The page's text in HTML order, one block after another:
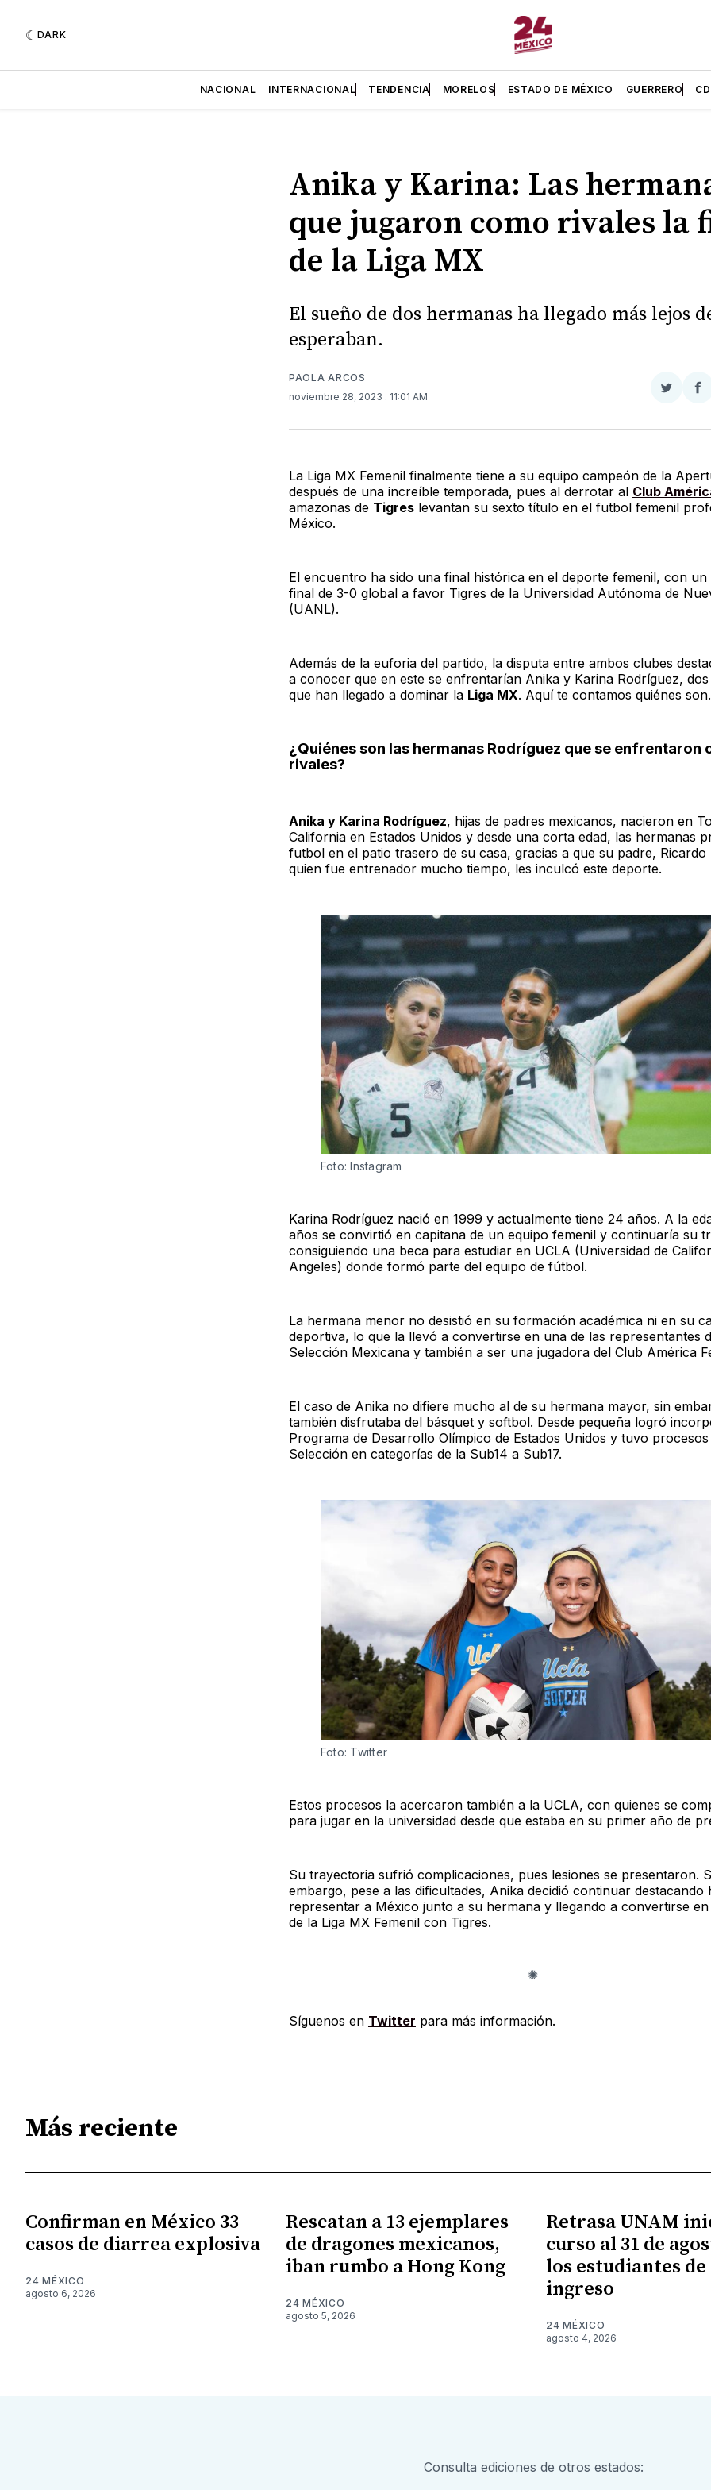
DARK
NACIONAL INTERNACIONAL TENDENCIA MORELOS ESTADO DE MÉXICO GUERRERO
Anika y Karina: Las
que jugaron como rivales la
de la Liga MX
El sueño de dos hermanas ha llegado más lejos
esperaban.
PAOLA ARCOS
noviembre 28, 2023 . 11:01 AM
Twitter
La Liga MX Femenil finalmente tiene a su equipo campeón de la
después de una increíble temporada, pues al derrotar al Club
amazonas de Tigreslevantan su sexto título en el futbol femenil
México.
El encuentro ha sido una final histórica en el deporte femenil, con
final de 3-0 global a favor Tigres de la Universidad Autónoma de
(UANL).
Además de la euforia del partido, la disputa entre ambos clubes
a conocer que en este se enfrentarían Anika y Karina Rodríguez,
que han llegado a dominar la Liga MX. Aquí te contamos quiénes son.
¿Quiénes son las hermanas Rodríguez que se enfrentaron
rivales?
Anika y Karina Rodríguez, hijas de padres mexicanos, nacieron en
California en Estados Unidos y desde una corta edad, las hermanas
futbol en el patio trasero de su casa, gracias a que su padre, Ricardo
quien fue entrenador mucho tiempo, les inculcó este deporte.
Foto: Instagram
Karina Rodríguez nació en 1999 y actualmente tiene 24 años. A la
años se convirtió en capitana de un equipo femenil y continuaría su
consiguiendo una beca para estudiar en UCLA (Universidad de
Angeles) donde formó parte del equipo de fútbol.
La hermana menor no desistió en su formación académica ni en su
deportiva, lo que la llevó a convertirse en una de las representantes
Selección Mexicana y también a ser una jugadora del Club América
El caso de Anika no difiere mucho al de su hermana mayor, sin
también disfrutaba del básquet y softbol. Desde pequeña logró
Programa de Desarrollo Olímpico de Estados Unidos y tuvo procesos
Selección en categorías de la Sub14 a Sub17.
Foto: Twitter
Estos procesos la acercaron también a la UCLA, con quienes se
para jugar en la universidad desde que estaba en su primer año de
Su trayectoria sufrió complicaciones, pues lesiones se presentaron.
embargo, pese a las dificultades, Anika decidió continuar destacando
representar a México junto a su hermana y llegando a convertirse
de la Liga MX Femenil con Tigres.
Síguenos en Twitter para más información.
Más reciente
Confirman en México 33
casos de diarrea explosiva
24 MÉXICO
agosto 6, 2026
Rescatan a 13 ejemplares
de dragones mexicanos,
iban rumbo a Hong Kong
24 MÉXICO
agosto 5, 2026
Retrasa UNAM
curso al 31 de
los estudiantes de
ingreso
24 MÉXICO
agosto 4, 2026
Consulta ediciones de otros estados: